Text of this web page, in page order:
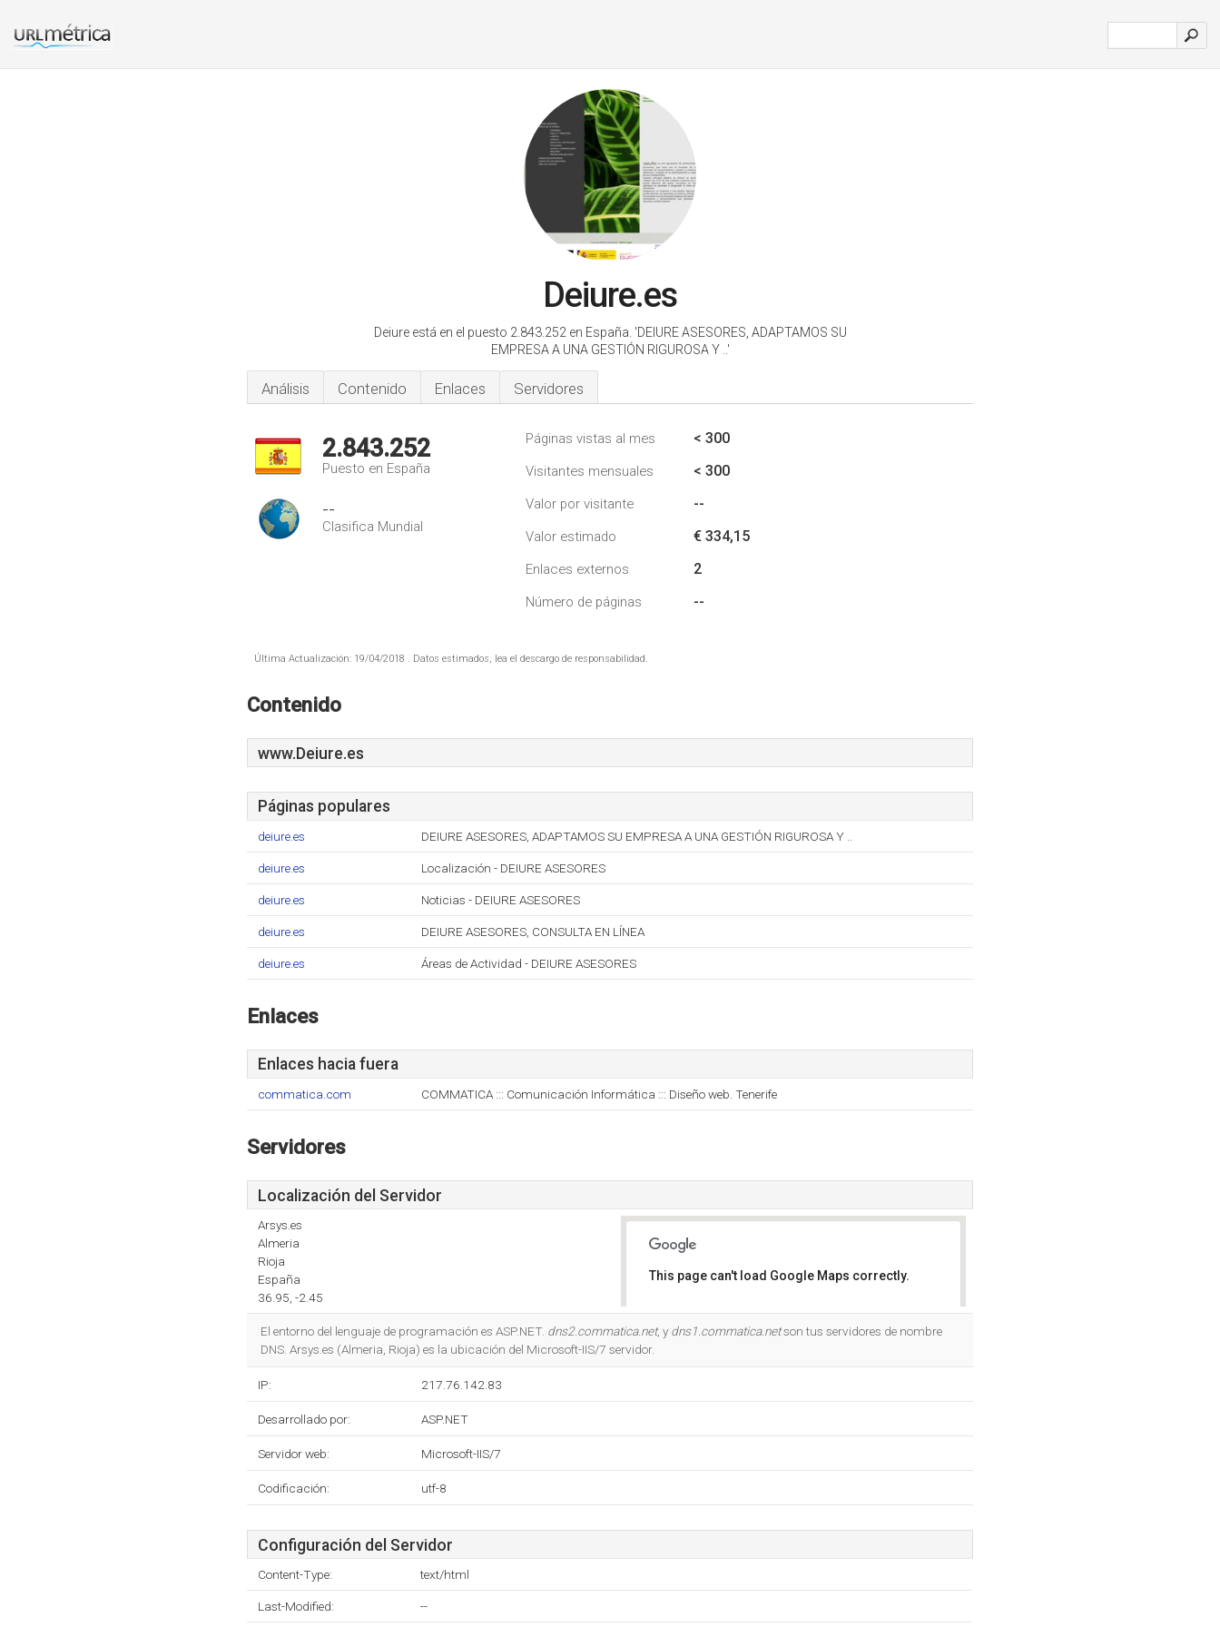
Deiure.es
Deiure está en el puesto 2.843.252 en España. 'DEIURE ASESORES, ADAPTAMOS SU
EMPRESA A UNA GESTIÓN RIGUROSA Y ..'
Análisis Contenido Enlaces Servidores
2.843.252
Puesto en España
--
Clasifica Mundial
Páginas vistas al mes < 300
Visitantes mensuales < 300
Valor por visitante --
Valor estimado € 334,15
Enlaces externos 2
Número de páginas --
Última Actualización: 19/04/2018 . Datos estimados, lea el descargo de responsabilidad.
Contenido
www.Deiure.es
Páginas populares
deiure.es DEIURE ASESORES, ADAPTAMOS SU EMPRESA A UNA GESTIÓN RIGUROSA Y ..
deiure.es Localización - DEIURE ASESORES
deiure.es Noticias - DEIURE ASESORES
deiure.es DEIURE ASESORES, CONSULTA EN LÍNEA
deiure.es Áreas de Actividad - DEIURE ASESORES
Enlaces
Enlaces hacia fuera
commatica.com COMMATICA ::: Comunicación Informática ::: Diseño web. Tenerife
Servidores
Localización del Servidor
Arsys.es
Almeria
Rioja
España
36.95, -2.45
This page can't load Google Maps correctly.
El entorno del lenguaje de programación es ASP.NET. dns2.commatica.net, y dns1.commatica.netson tus servidores de nombre
DNS. Arsys.es (Almeria, Rioja) es la ubicación del Microsoft-IIS/7 servidor.
IP: 217.76.142.83
Desarrollado por: ASP.NET
Servidor web: Microsoft-IIS/7
Codificación: utf-8
Configuración del Servidor
Content-Type: text/html
Last-Modified: --